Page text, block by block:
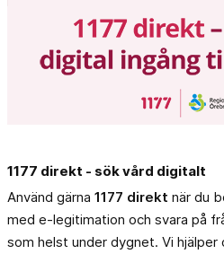
1177 direkt - sök vård digitalt
Använd gärna 1177 direkt när du
med e-legitimation och svara på
som helst under dygnet. Vi